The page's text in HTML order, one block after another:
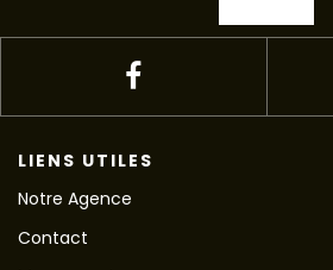
LIENS UTILES
Notre Agence
Contact